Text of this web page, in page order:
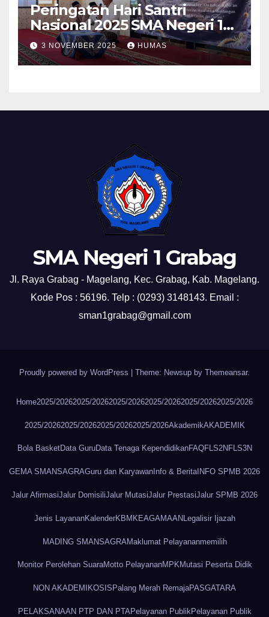
Peringatan Hari Santri
Nasional 2025 SMA Negeri 1
Grabag
3 NOVEMBER 2025 HUMAS
SMA Negeri 1 Grabag
Jl. Raya Grabag - Magelang, Kec. Grabag, Kab. Magelang.
Kode Pos : 56196. Telp : (0293) 3148143. Email :
sman1grabag@gmail.com
Proudly powered by WordPress Theme: Newsup by Themeansar.
Home2025/20262025/20262025/20262025/20262025/20262025/2026
2025/20262025/20262025/20262025/2026AkademikAKADEMIK
Bola BasketData GuruData Tenaga KependidikanFAQFLS2N FLS3N
GEMA SMANSAGRAGuru dan Karyawan Info & BeritaINFO SPMB 2026
Jalur AfirmasiJalur DomisiliJalur MutasiJalur PrestasiJalur SPMB 2026
Jenis LayananKalenderKBM KEAGAMAAN Legalisir Ijazah
MADING SMANSAGRAMaklumat Pelayananmemilih
Monitor Perolehan SuaraMotto PelayananMPKMutasi Peserta Didik
NON AKADEMIKOSIS Palang Merah RemajaPASGATARA
PELAKSANAAN PTP DAN PTA Pelayanan Publik Pelayanan Publik